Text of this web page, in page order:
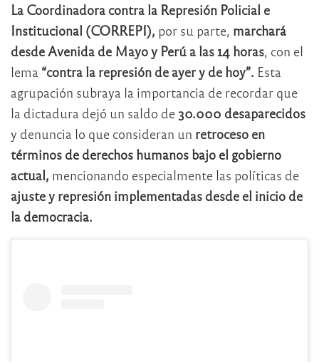
La Coordinadora contra la Represión Policial e
Institucional (CORREPI), por su parte, marchará
desde Avenida de Mayo y Perú a las 14 horas, con el
lema “contra la represión de ayer y de hoy”. Esta
agrupación subraya la importancia de recordar que
la dictadura dejó un saldo de 30.000 desaparecidos
y denuncia lo que consideran un retroceso en
términos de derechos humanos bajo el gobierno
actual, mencionando especialmente las políticas de
ajuste y represión implementadas desde el inicio de
la democracia.